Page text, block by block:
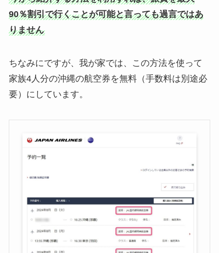
90％割引で行くことが可能と言っても過言ではあ
りません
ちなみにですが、我が家では、この方法を使って
家族4人分の沖縄の航空券を無料（手数料は別途必
要）にしています。